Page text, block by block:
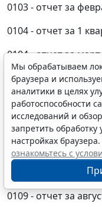
0103 - отчет за
0104 - отчет за 1
0104 - отчет за
0105 - отчет за
0106 - отчет за
0107 - отчет за 2
0107 - отчет за
0108 - отчет за июль
0109 - отчет за
Мы обрабатываем
браузера и
аналитики в целях
работоспособности
исследований и
запретить
настройках
ознакомьтесь с